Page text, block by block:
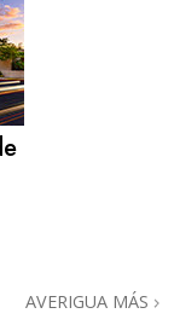
AVERIGUA MÁS